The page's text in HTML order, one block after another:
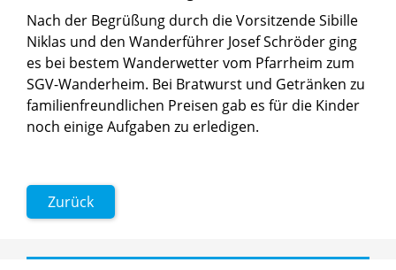
Nach der Begrüßung durch die Vorsitzende Sibille
Niklas und den Wanderführer Josef Schröder ging
es bei bestem Wanderwetter vom Pfarrheim zum
SGV-Wanderheim. Bei Bratwurst und Getränken zu
familienfreundlichen Preisen gab es für die Kinder
noch einige Aufgaben zu erledigen.
Zurück